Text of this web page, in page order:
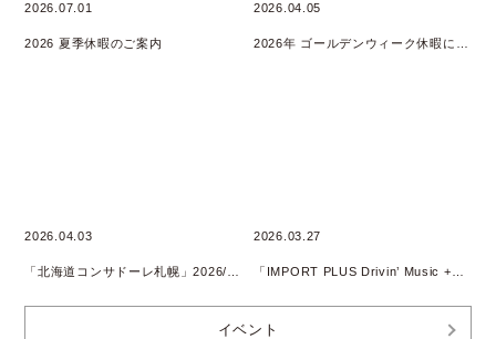
2026.07.01
2026 夏季休暇のご案内
2026.04.05
2026年 ゴールデンウィーク休暇について
2026.04.03 2026.03.27
イベント